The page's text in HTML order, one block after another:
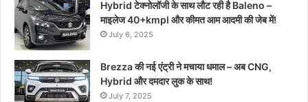
Hybrid टेक्नोलॉजी के साथ लौट रही है Baleno –
माइलेज 40+kmpl और कीमत आम आदमी की जेब में!
July 6, 2025
Brezza की नई एंट्री ने मचाया धमाल – अब CNG,
Hybrid और दमदार लुक के साथ!
July 7, 2025